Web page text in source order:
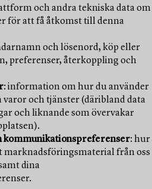
och andra tekniska data om
för att få åtkomst till denna
och lösenord, köp eller
preferenser, återkoppling och
: information om hur du använder
varor och tjänster (däribland data
och liknande som övervakar
kommunikationspreferenser: hur
marknadsföringsmaterial från oss
dina